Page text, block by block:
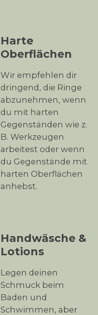
Harte
Oberflächen
Wir empfehlen dir
dringend, die Ringe
abzunehmen, wenn
du mit harten
Gegenständen wie z.
B. Werkzeugen
arbeitest oder wenn
du Gegenstände mit
harten Oberflächen
anhebst.
Handwäsche &
Lotions
Legen deinen
Schmuck beim
Baden und
Schwimmen, aber